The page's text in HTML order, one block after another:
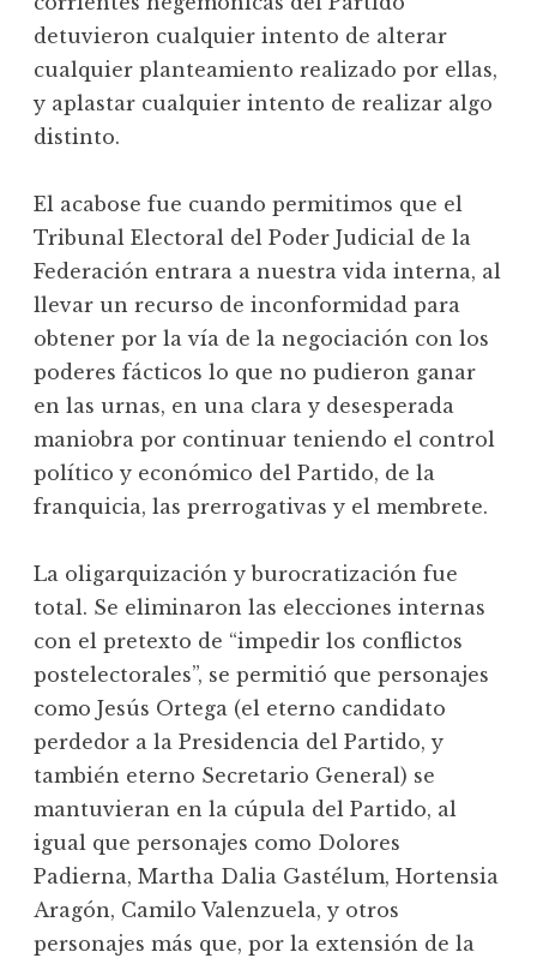
detuvieron cualquier intento de alterar
cualquier planteamiento realizado por ellas,
y aplastar cualquier intento de realizar algo
distinto.
El acabose fue cuando permitimos que el
Tribunal Electoral del Poder Judicial de la
Federación entrara a nuestra vida interna, al
llevar un recurso de inconformidad para
obtener por la vía de la negociación con los
poderes fácticos lo que no pudieron ganar
en las urnas, en una clara y desesperada
maniobra por continuar teniendo el control
político y económico del Partido, de la
franquicia, las prerrogativas y el membrete.
La oligarquización y burocratización fue
total. Se eliminaron las elecciones internas
con el pretexto de “impedir los conflictos
postelectorales”, se permitió que personajes
como Jesús Ortega (el eterno candidato
perdedor a la Presidencia del Partido, y
también eterno Secretario General) se
mantuvieran en la cúpula del Partido, al
igual que personajes como Dolores
Padierna, Martha Dalia Gastélum, Hortensia
Aragón, Camilo Valenzuela, y otros
personajes más que, por la extensión de la